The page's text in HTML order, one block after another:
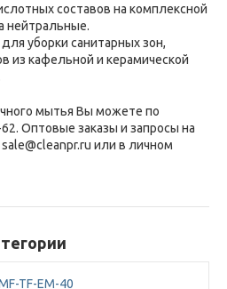
составов на комплексной
нейтральные.
уборки санитарных зон,
из кафельной и керамической
мытья Вы можете по
Оптовые заказы и запросы на
или в личном